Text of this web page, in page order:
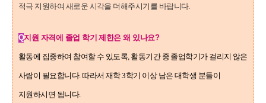
적극 지원하여 새로운 시각을 더해주시기를 바랍니다.
Q지원 자격에 졸업 학기 제한은 왜 있나요?
활동에 집중하여 참여할 수 있도록, 활동기간 중 졸업학기가 걸리지 않은
사람이 필요합니다. 따라서 재학 3학기 이상 남은 대학생 분들이
지원하시면 됩니다.